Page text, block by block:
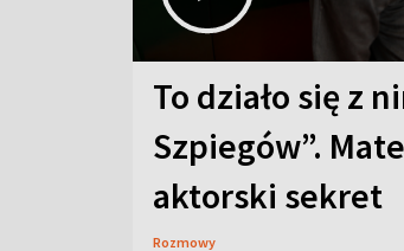
To działo się z
Szpiegów”.
aktorski sekret
Rozmowy